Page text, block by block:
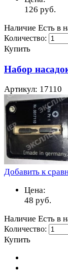
126 руб.
Наличие Есть в
Количество:
Купить
Набор
Артикул: 17110
Добавить к
Цена:
48 руб.
Наличие Есть в
Количество:
Купить